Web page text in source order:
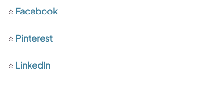
⭐️ Facebook
⭐️ Pinterest
⭐️ LinkedIn